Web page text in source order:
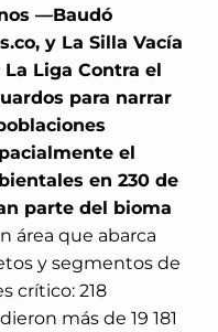
—Baudó
y La Silla Vacía
Liga Contra el
para narrar
el
en 230 de
parte del bioma
área que abarca
y segmentos de
crítico: 218
más de 19 181